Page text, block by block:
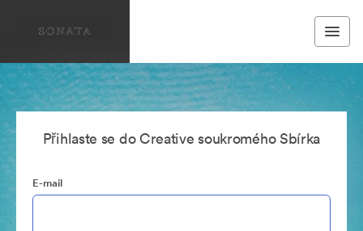
Přihlaste se do Creative soukromého Sbírka
E-mail